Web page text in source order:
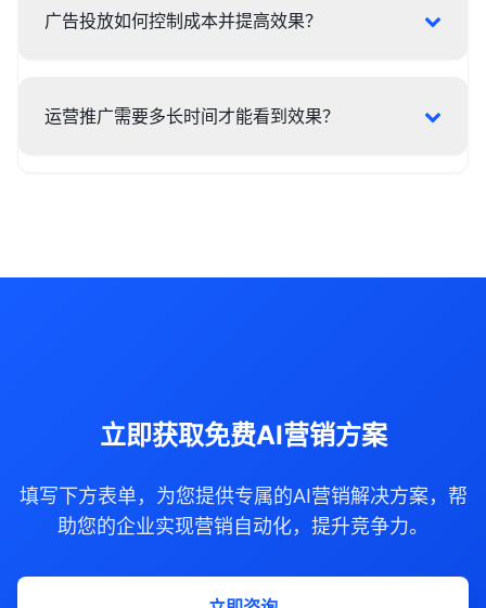
广告投放如何控制成本并提高效果？
运营推广需要多长时间才能看到效果？
立即获取免费AI营销方案
填写下方表单，为您提供专属的AI营销解决方案，帮
助您的企业实现营销自动化，提升竞争力。